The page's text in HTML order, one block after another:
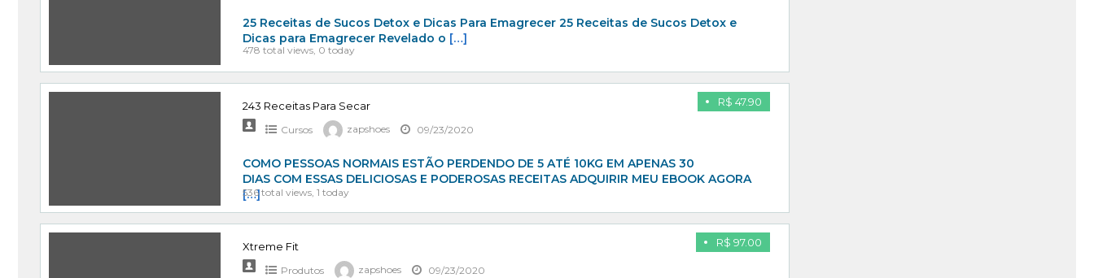
25 Receitas de Sucos Detox e Dicas Para Emagrecer 25 Receitas de Sucos Detox e
Dicas para Emagrecer Revelado o […]
478 total views, 0 today
R$ 47.90
243 Receitas Para Secar
Cursos zapshoes 09/23/2020
COMO PESSOAS NORMAIS ESTÃO PERDENDO DE 5 ATÉ 10KG EM APENAS 30
DIAS COM ESSAS DELICIOSAS E PODEROSAS RECEITAS ADQUIRIR MEU EBOOK AGORA
[…]
536 total views, 1 today
R$ 97.00
Xtreme Fit
Produtos zapshoes 09/23/2020